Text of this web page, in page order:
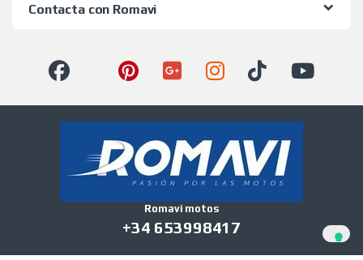
Contacta con Romavi
Romavi motos
+34 653998417